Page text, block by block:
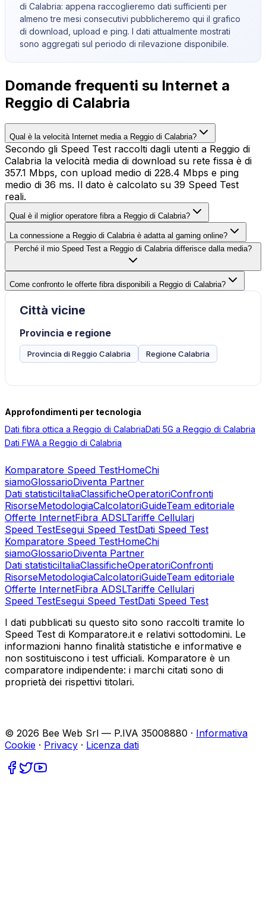
di Calabria: appena raccoglieremo dati sufficienti per
almeno tre mesi consecutivi pubblicheremo qui il grafico
di download, upload e ping. I dati attualmente mostrati
sono aggregati sul periodo di rilevazione disponibile.
Domande frequenti su Internet a
Reggio di Calabria
Qual è la velocità Internet media a Reggio di Calabria?
Secondo gli Speed Test raccolti dagli utenti a Reggio di
Calabria la velocità media di download su rete fissa è di
357.1 Mbps, con upload medio di 228.4 Mbps e ping
medio di 36 ms. Il dato è calcolato su 39 Speed Test
reali.
Qual è il miglior operatore fibra a Reggio di Calabria?
La connessione a Reggio di Calabria è adatta al gaming online?
Perché il mio Speed Test a Reggio di Calabria differisce dalla media?
Come confronto le offerte fibra disponibili a Reggio di Calabria?
Città vicine
Provincia e regione
Provincia di Reggio Calabria Regione Calabria
Approfondimenti per tecnologia
Dati fibra ottica a Reggio di CalabriaDati 5G a Reggio di Calabria
Dati FWA a Reggio di Calabria
Komparatore Speed TestHomeChi
siamoGlossarioDiventa Partner
Dati statisticiItaliaClassificheOperatoriConfronti
RisorseMetodologiaCalcolatoriGuideTeam editoriale
Offerte InternetFibra ADSLTariffe Cellulari
Speed TestEsegui Speed TestDati Speed Test
Komparatore Speed TestHomeChi
siamoGlossarioDiventa Partner
Dati statisticiItaliaClassificheOperatoriConfronti
RisorseMetodologiaCalcolatoriGuideTeam editoriale
Offerte InternetFibra ADSLTariffe Cellulari
Speed TestEsegui Speed TestDati Speed Test
I dati pubblicati su questo sito sono raccolti tramite lo
Speed Test di Komparatore.it e relativi sottodomini. Le
informazioni hanno finalità statistiche e informative e
non sostituiscono i test ufficiali. Komparatore è un
comparatore indipendente: i marchi citati sono di
proprietà dei rispettivi titolari.
© 2026 Bee Web Srl — P.IVA 35008880 · Informativa
Cookie · Privacy · Licenza dati